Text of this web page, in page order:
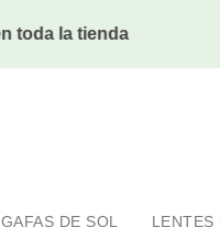
40% OFF en toda
GAFAS DE SOL LENTES